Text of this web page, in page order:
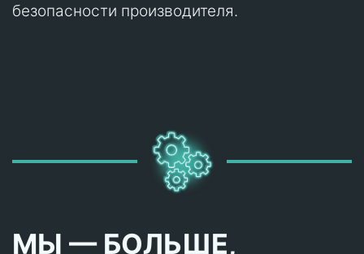
безопасности производителя.
МЫ — БОЛЬШЕ,